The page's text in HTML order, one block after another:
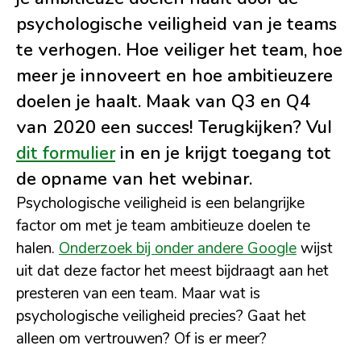
psychologische veiligheid van je teams
te verhogen. Hoe veiliger het team, hoe
meer je innoveert en hoe ambitieuzere
doelen je haalt. Maak van Q3 en Q4
van 2020 een succes! Terugkijken? Vul
dit formulierin en je krijgt toegang tot
de opname van het webinar.
Psychologische veiligheid is een belangrijke
factor om met je team ambitieuze doelen te
halen. Onderzoek bij onder andere Googlewijst
uit dat deze factor het meest bijdraagt aan het
presteren van een team. Maar wat is
psychologische veiligheid precies? Gaat het
alleen om vertrouwen? Of is er meer?